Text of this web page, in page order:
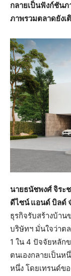
กลายเป็นฟังก์ชัน
ภาพรวมตลาดยังเ
นายธนัชพงศ์ จิระ
ดีไซน์ แอนด์ บิลด์
ธุรกิจรับสร้างบ้า
บริษัทฯ มั่นใจว่าต
1 ใน 4 ปัจจัยหลัก
ตนเองกลายเป็นห
หนึ่ง โดยเทรนด์ข